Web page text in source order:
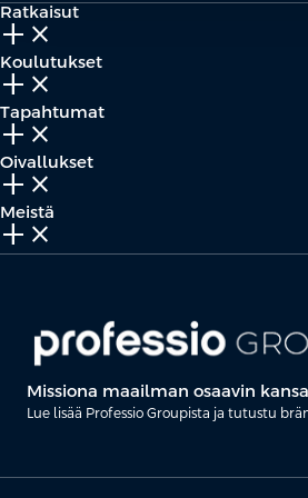
Ratkaisut
add_2 close
Koulutukset
add_2 close
Tapahtumat
add_2 close
Oivallukset
add_2 close
Meistä
add_2 close
Missiona maailman osaavin
Lue lisää Professio Groupista ja tutustu